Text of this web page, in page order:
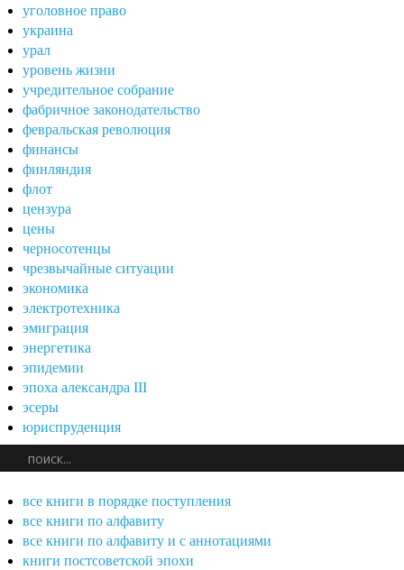
уголовное право
украина
урал
уровень жизни
учредительное собрание
фабричное законодательство
февральская революция
финансы
финляндия
флот
цензура
цены
черносотенцы
чрезвычайные ситуации
экономика
электротехника
эмиграция
энергетика
эпидемии
эпоха александра III
эсеры
юриспруденция
все книги в порядке поступления
все книги по алфавиту
все книги по алфавиту и с аннотациями
книги постсоветской эпохи